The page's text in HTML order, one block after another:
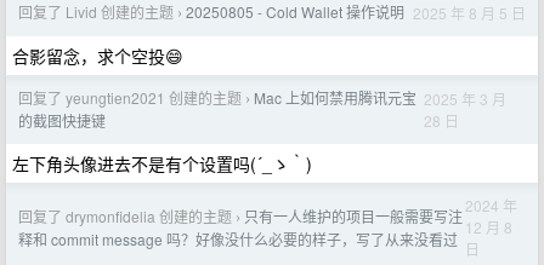
回复了 Livid 创建的主题 › 20250805 - Cold Wallet 操作说明 2025 年 8 月 5 日
合影留念，求个空投😄
回复了 yeungtien2021 创建的主题 › Mac 上如何禁用腾讯元宝
的截图快捷键
2025 年 3 月
28 日
左下角头像进去不是有个设置吗(´_ゝ｀)
回复了 drymonfidelia 创建的主题 › 只有一人维护的项目一般需要写注
释和 commit message 吗？好像没什么必要的样子，写了从来没看过
2024 年
12 月 8
日